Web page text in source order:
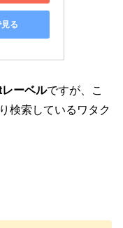
る
ーベルですが、こ
検索しているワタク